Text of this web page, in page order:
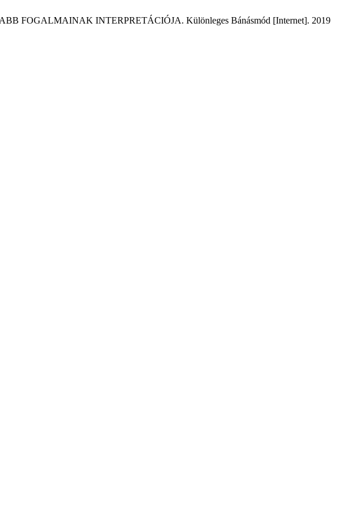
FOGALMAINAK INTERPRETÁCIÓJA. Különleges Bánásmód [Internet]. 2019